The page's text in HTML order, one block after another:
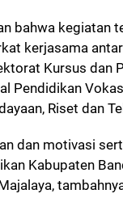
bahwa kegiatan
kerjasama
Kursus dan
Pendidikan
Riset dan
dan motivasi
Kabupaten